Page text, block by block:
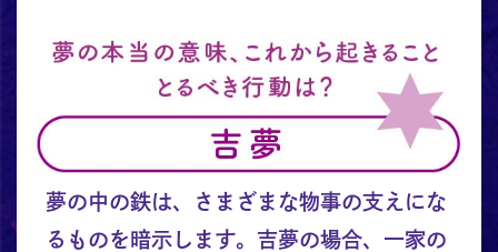
夢の中の鉄は、さまざまな物事の支えにな
るものを暗示します。吉夢の場合、一家の